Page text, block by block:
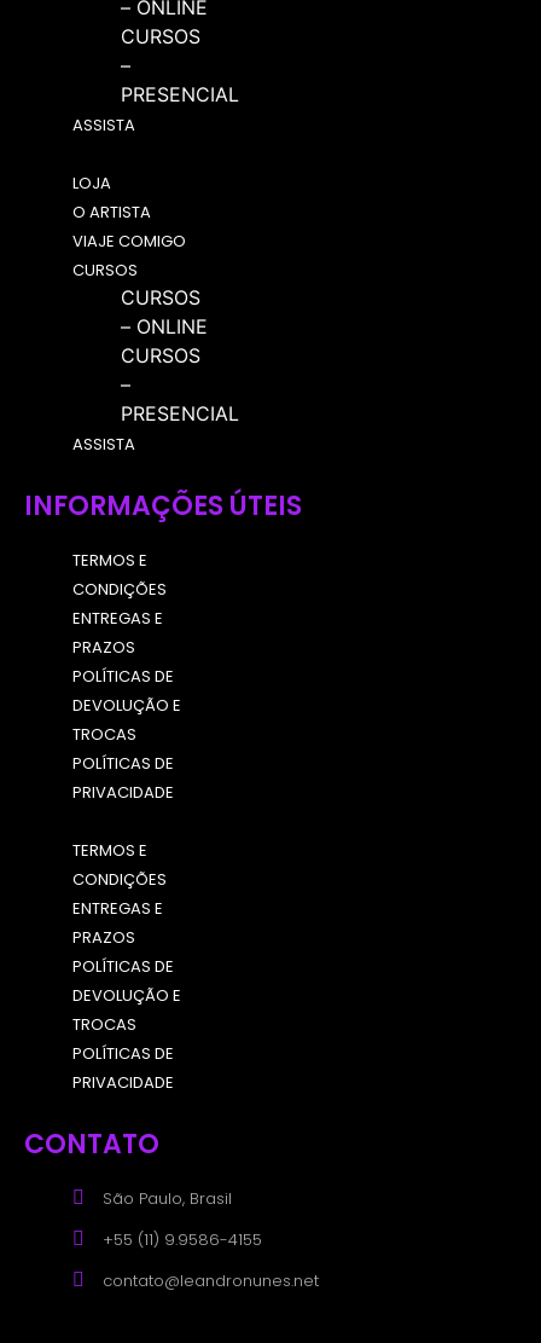
– ONLINE
CURSOS
–
PRESENCIAL
ASSISTA
LOJA
O ARTISTA
VIAJE COMIGO
CURSOS
CURSOS
– ONLINE
CURSOS
–
PRESENCIAL
ASSISTA
INFORMAÇÕES ÚTEIS
TERMOS E
CONDIÇÕES
ENTREGAS E
PRAZOS
POLÍTICAS DE
DEVOLUÇÃO E
TROCAS
POLÍTICAS DE
PRIVACIDADE
TERMOS E
CONDIÇÕES
ENTREGAS E
PRAZOS
POLÍTICAS DE
DEVOLUÇÃO E
TROCAS
POLÍTICAS DE
PRIVACIDADE
CONTATO
São Paulo, Brasil
+55 (11) 9.9586-4155
contato@leandronunes.net